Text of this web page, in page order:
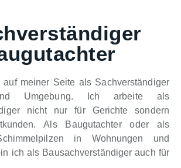
meiner Seite als Sachverständiger
Umgebung. Ich arbeite als
nicht nur für Gerichte sondern
Als Baugutachter oder als
in Wohnungen und
ich als Bausachverständiger auch für